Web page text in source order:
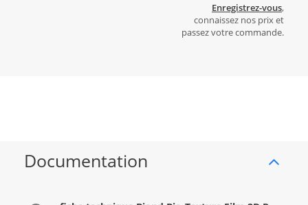
Enregistrez-vous,
connaissez nos prix et
passez votre commande.
Documentation